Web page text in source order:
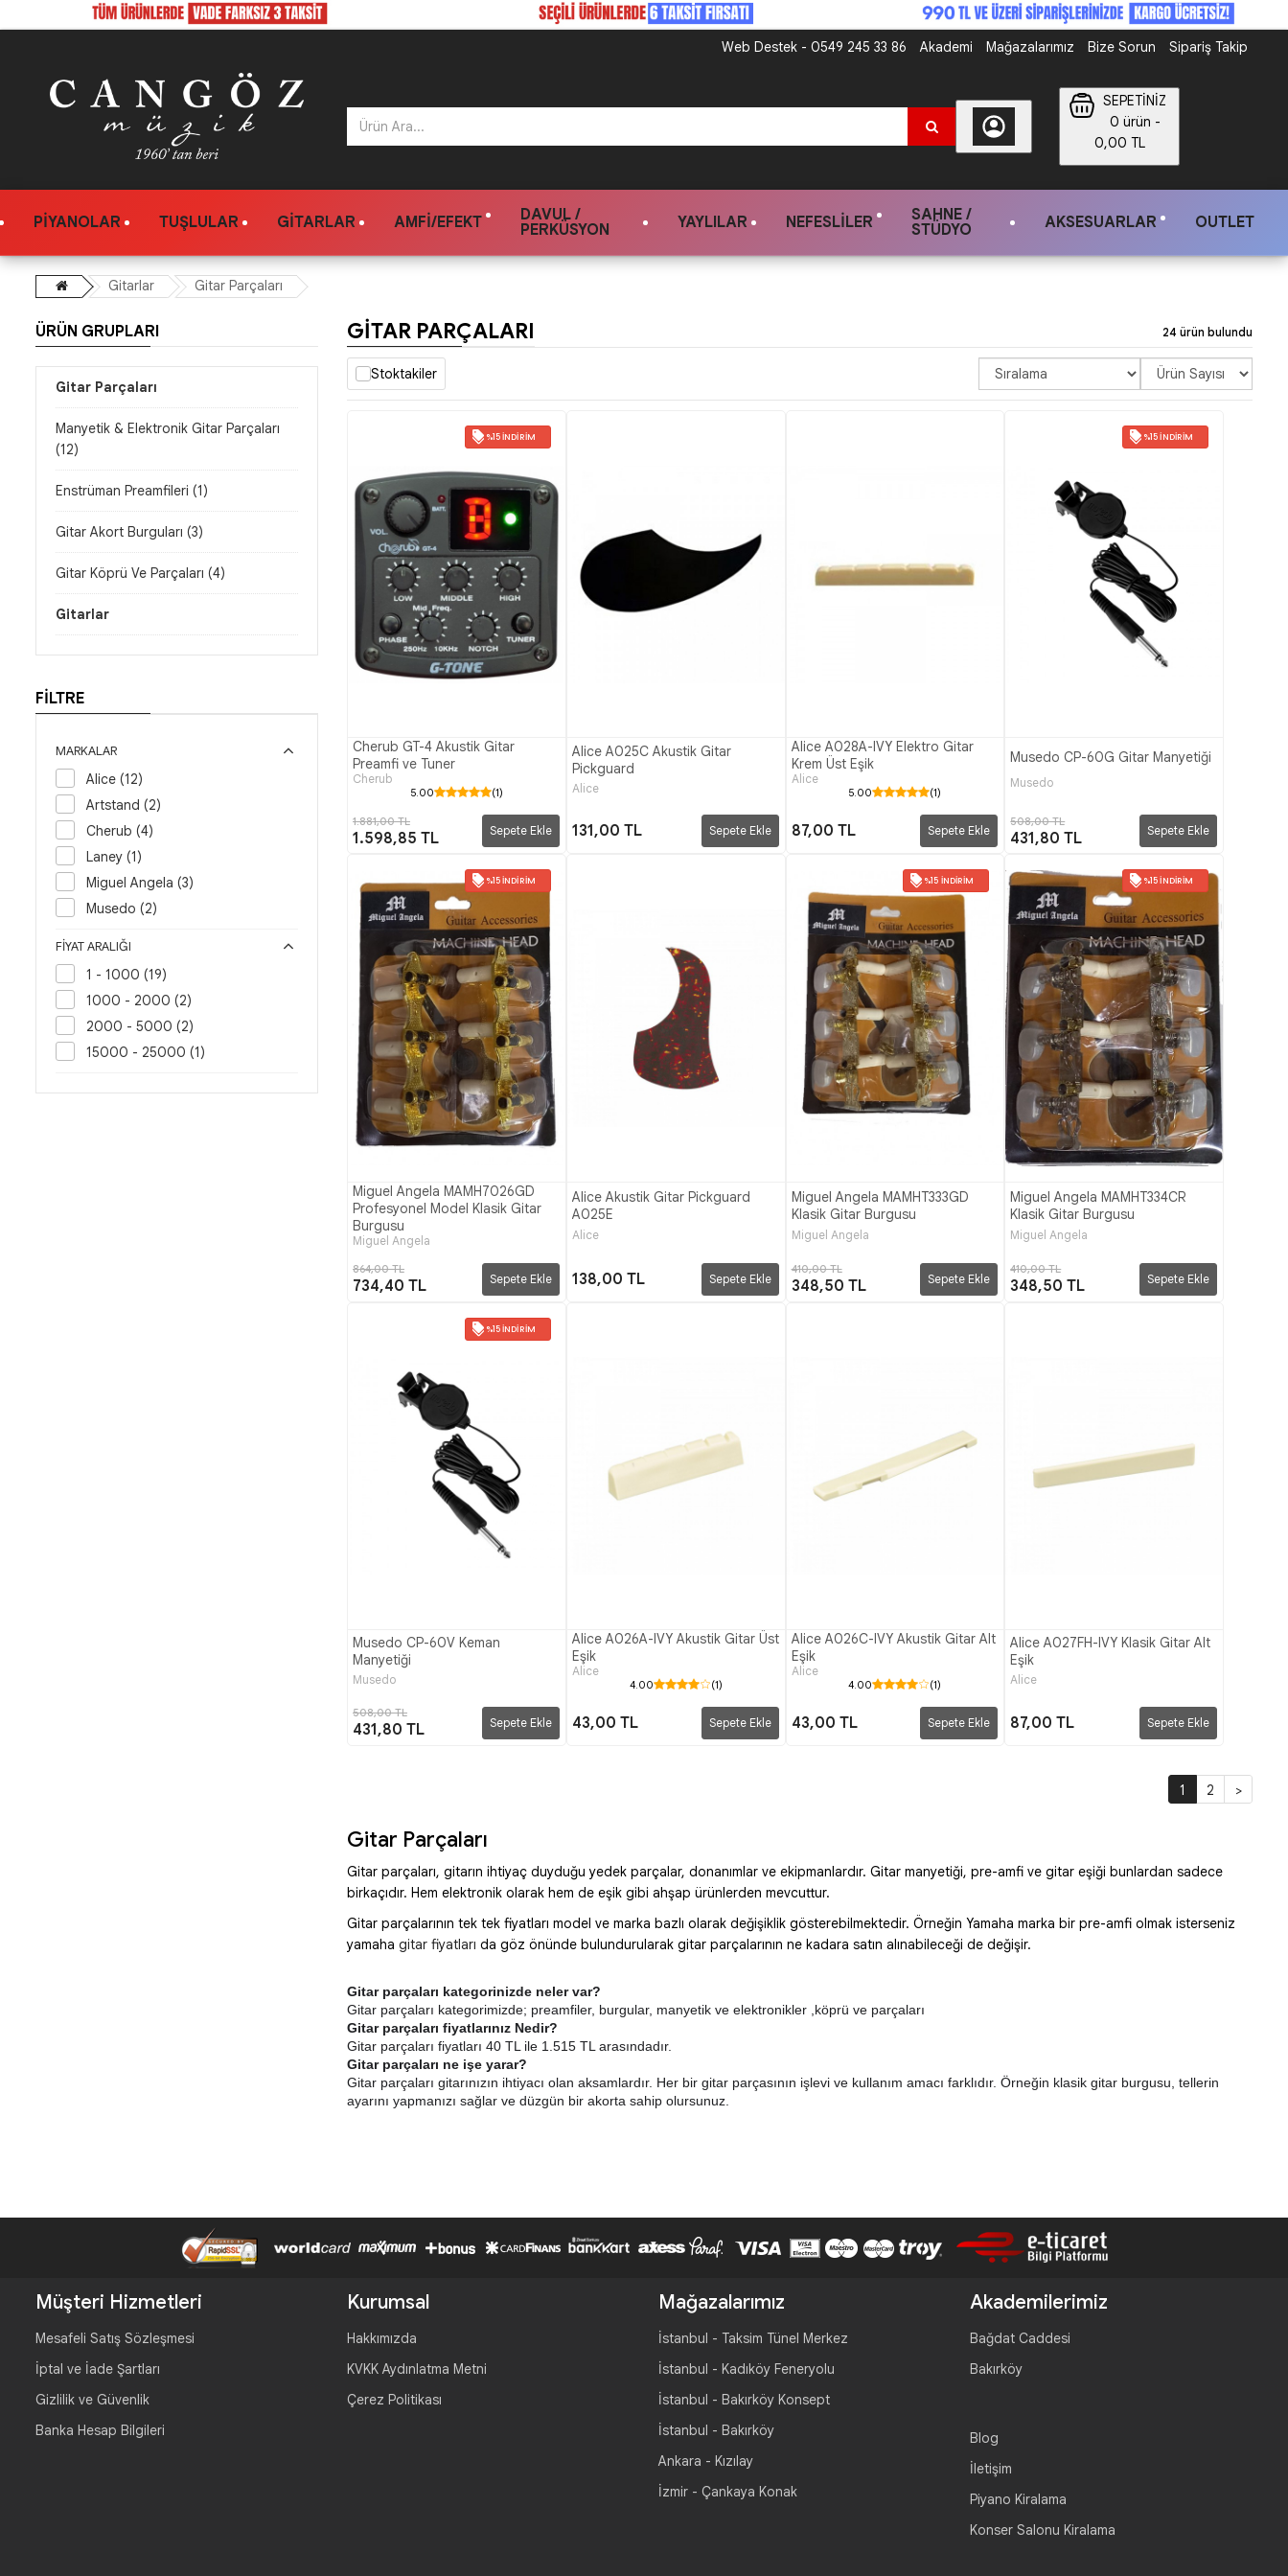
Web Destek - 0549 245 33 86 Akademi Mağazalarımız Bize Sorun Sipariş Takip
SEPETİNİZ
0 ürün -
0,00 TL
PIYANOLAR TUŞLULAR GITARLAR AMFI/EFEKT
DAVUL /
PERKÜSYON
YAYLILAR NEFESLILER
SAHNE /
STÜDYO
AKSESUARLAR OUTLET
Gitarlar Gitar Parçaları
ÜRÜN GRUPLARI
Gitar Parçaları
Manyetik & Elektronik Gitar Parçaları
(12)
Enstrüman Preamfileri (1)
Gitar Akort Burguları (3)
Gitar Köprü Ve Parçaları (4)
Gitarlar
FİLTRE
MARKALAR
Alice (12)
Artstand (2)
Cherub (4)
Laney (1)
Miguel Angela (3)
Musedo (2)
FIYAT ARALIĞI
1 - 1000 (19)
1000 - 2000 (2)
2000 - 5000 (2)
15000 - 25000 (1)
GITAR PARÇALARI 24 ürün bulundu
Stoktakiler
%15 İNDIRIM
Cherub GT-4 Akustik Gitar
Preamfi ve Tuner
Cherub
5.00 (1)
1.881,00 TL
1.598,85 TL Sepete Ekle
Alice A025C Akustik Gitar
Pickguard
Alice
131,00 TL Sepete Ekle
Alice A028A-IVY Elektro Gitar
Krem Üst Eşik
Alice
5.00 (1)
87,00 TL Sepete Ekle
%15 İNDIRIM
Musedo CP-60G Gitar Manyetiği
Musedo
508,00 TL
431,80 TL Sepete Ekle
%15 İNDIRIM
Miguel Angela MAMH7026GD
Profesyonel Model Klasik Gitar
Burgusu
Miguel Angela
864,00 TL
734,40 TL Sepete Ekle
Alice Akustik Gitar Pickguard
A025E
Alice
138,00 TL Sepete Ekle
%15 İNDIRIM
Miguel Angela MAMHT333GD
Klasik Gitar Burgusu
Miguel Angela
410,00 TL
348,50 TL Sepete Ekle
%15 İNDIRIM
Miguel Angela MAMHT334CR
Klasik Gitar Burgusu
Miguel Angela
410,00 TL
348,50 TL Sepete Ekle
%15 İNDIRIM
Musedo CP-60V Keman
Manyetiği
Musedo
508,00 TL
431,80 TL Sepete Ekle
Alice A026A-IVY Akustik Gitar Üst
Eşik
Alice
4.00 (1)
43,00 TL Sepete Ekle
Alice A026C-IVY Akustik Gitar Alt
Eşik
Alice
4.00 (1)
43,00 TL Sepete Ekle
Alice A027FH-IVY Klasik Gitar Alt
Eşik
Alice
87,00 TL Sepete Ekle
1 2 >
Gitar Parçaları
Gitar parçaları, gitarın ihtiyaç duyduğu yedek parçalar, donanımlar ve ekipmanlardır. Gitar manyetiği, pre-amfi ve gitar eşiği bunlardan sadece
birkaçıdır. Hem elektronik olarak hem de eşik gibi ahşap ürünlerden mevcuttur.
Gitar parçalarının tek tek fiyatları model ve marka bazlı olarak değişiklik gösterebilmektedir. Örneğin Yamaha marka bir pre-amfi olmak isterseniz
yamaha gitar fiyatları da göz önünde bulundurularak gitar parçalarının ne kadara satın alınabileceği de değişir.
Gitar parçaları kategorinizde neler var?
Gitar parçaları kategorimizde; preamfiler, burgular, manyetik ve elektronikler ,köprü ve parçaları
Gitar parçaları fiyatlarınız Nedir?
Gitar parçaları fiyatları 40 TL ile 1.515 TL arasındadır.
Gitar parçaları ne işe yarar?
Gitar parçaları gitarınızın ihtiyacı olan aksamlardır. Her bir gitar parçasının işlevi ve kullanım amacı farklıdır. Örneğin klasik gitar burgusu, tellerin
ayarını yapmanızı sağlar ve düzgün bir akorta sahip olursunuz.
Müşteri Hizmetleri
Mesafeli Satış Sözleşmesi
İptal ve İade Şartları
Gizlilik ve Güvenlik
Banka Hesap Bilgileri
Kurumsal
Hakkımızda
KVKK Aydınlatma Metni
Çerez Politikası
Mağazalarımız
İstanbul - Taksim Tünel Merkez
İstanbul - Kadıköy Feneryolu
İstanbul - Bakırköy Konsept
İstanbul - Bakırköy
Ankara - Kızılay
İzmir - Çankaya Konak
Akademilerimiz
Bağdat Caddesi
Bakırköy
Blog
İletişim
Piyano Kiralama
Konser Salonu Kiralama